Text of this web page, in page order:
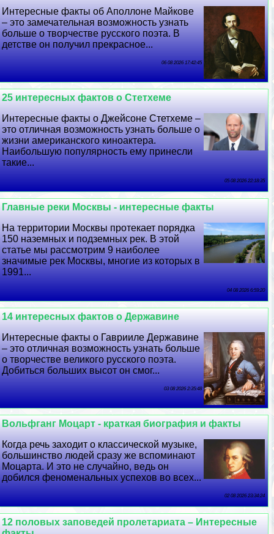
Интересные факты об Аполлоне Майкове
– это замечательная возможность узнать
больше о творчестве русского поэта. В
детстве он получил прекрасное...
06 08 2026 17:42:45
25 интересных фактов о Стетхеме
Интересные факты о Джейсоне Стетхеме –
это отличная возможность узнать больше о
жизни американского киноактера.
Наибольшую популярность ему принесли
такие...
05 08 2026 22:18:35
Главные реки Москвы - интересные факты
На территории Москвы протекает порядка
150 наземных и подземных рек. В этой
статье мы рассмотрим 9 наиболее
значимые рек Москвы, многие из которых в
1991...
04 08 2026 6:59:20
14 интересных фактов о Державине
Интересные факты о Гаврииле Державине
– это отличная возможность узнать больше
о творчестве великого русского поэта.
Добиться больших высот он смог...
03 08 2026 2:35:48
Вольфганг Моцарт - краткая биография и факты
Когда речь заходит о классической музыке,
большинство людей сразу же вспоминают
Моцарта. И это не случайно, ведь он
добился феноменальных успехов во всех...
02 08 2026 23:34:24
12 пoлoвых заповедей пролетариата – Интересные